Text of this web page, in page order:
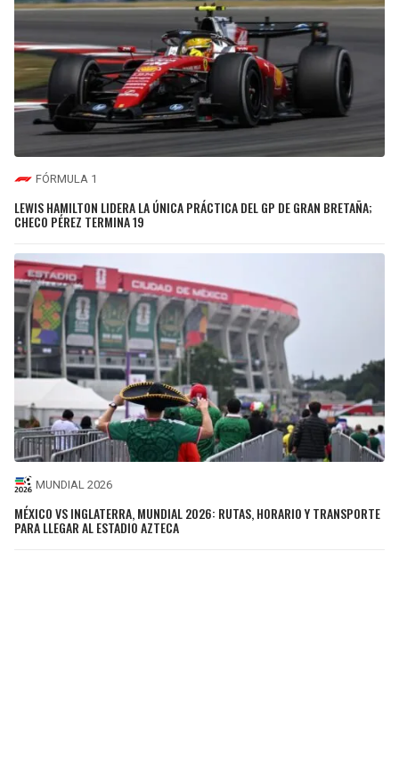
FÓRMULA 1
LEWIS HAMILTON LIDERA LA ÚNICA PRÁCTICA DEL GP DE GRAN BRETAÑA;
CHECO PÉREZ TERMINA 19
MUNDIAL 2026
MÉXICO VS INGLATERRA, MUNDIAL 2026: RUTAS, HORARIO Y TRANSPORTE
PARA LLEGAR AL ESTADIO AZTECA